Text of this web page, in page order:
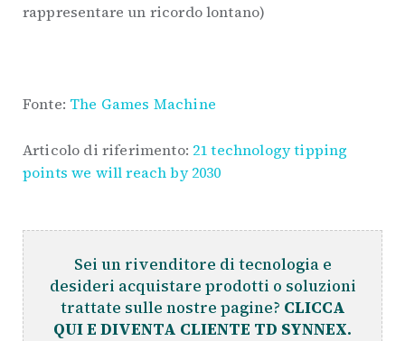
rappresentare un ricordo lontano)
Fonte: The Games Machine
Articolo di riferimento: 21 technology tipping
points we will reach by 2030
Sei un rivenditore di tecnologia e
desideri acquistare prodotti o soluzioni
trattate sulle nostre pagine? CLICCA
QUI E DIVENTA CLIENTE TD SYNNEX.